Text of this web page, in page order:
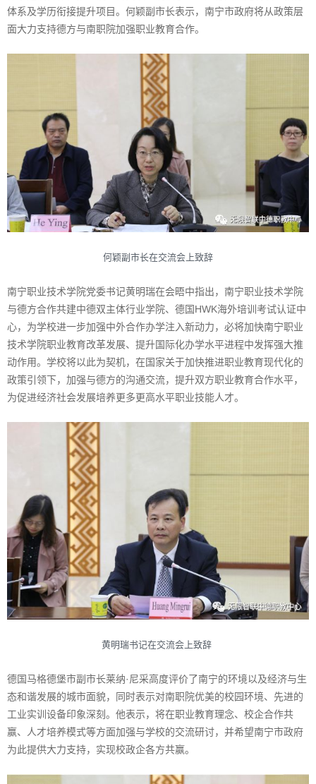
体系及学历衔接提升项目。何颖副市长表示，南宁市政府将从政策层
面大力支持德方与南职院加强职业教育合作。
何颖副市长在交流会上致辞
南宁职业技术学院党委书记黄明瑞在会晤中指出，南宁职业技术学院
与德方合作共建中德双主体行业学院、德国HWK海外培训考试认证中
心，为学校进一步加强中外合作办学注入新动力，必将加快南宁职业
技术学院职业教育改革发展、提升国际化办学水平进程中发挥强大推
动作用。学校将以此为契机，在国家关于加快推进职业教育现代化的
政策引领下，加强与德方的沟通交流，提升双方职业教育合作水平，
为促进经济社会发展培养更多更高水平职业技能人才。
黄明瑞书记在交流会上致辞
德国马格德堡市副市长莱纳·尼采高度评价了南宁的环境以及经济与生
态和谐发展的城市面貌，同时表示对南职院优美的校园环境、先进的
工业实训设备印象深刻。他表示，将在职业教育理念、校企合作共
赢、人才培养模式等方面加强与学校的交流研讨，并希望南宁市政府
为此提供大力支持，实现校政企各方共赢。